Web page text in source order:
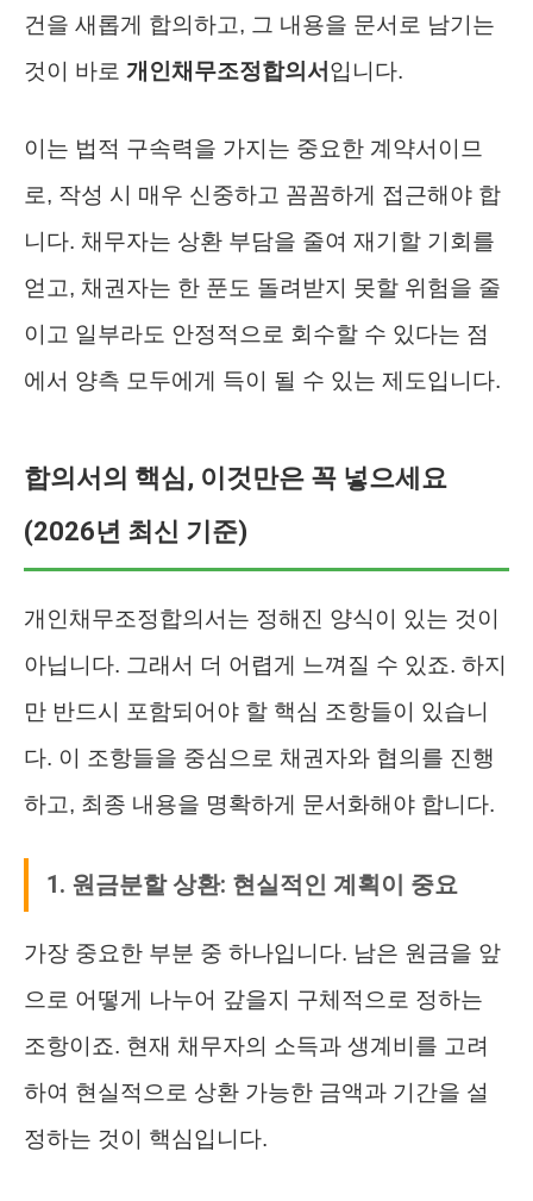
건을 새롭게 합의하고, 그 내용을 문서로 남기는
것이 바로 개인채무조정합의서 입니다.
이는 법적 구속력을 가지는 중요한 계약서이므
로, 작성 시 매우 신중하고 꼼꼼하게 접근해야 합
니다. 채무자는 상환 부담을 줄여 재기할 기회를
얻고, 채권자는 한 푼도 돌려받지 못할 위험을 줄
이고 일부라도 안정적으로 회수할 수 있다는 점
에서 양측 모두에게 득이 될 수 있는 제도입니다.
합의서의 핵심, 이것만은 꼭 넣으세요
(2026년 최신 기준)
개인채무조정합의서는 정해진 양식이 있는 것이
아닙니다. 그래서 더 어렵게 느껴질 수 있죠. 하지
만 반드시 포함되어야 할 핵심 조항들이 있습니
다. 이 조항들을 중심으로 채권자와 협의를 진행
하고, 최종 내용을 명확하게 문서화해야 합니다.
1. 원금분할 상환: 현실적인 계획이 중요
가장 중요한 부분 중 하나입니다. 남은 원금을 앞
으로 어떻게 나누어 갚을지 구체적으로 정하는
조항이죠. 현재 채무자의 소득과 생계비를 고려
하여 현실적으로 상환 가능한 금액과 기간을 설
정하는 것이 핵심입니다.